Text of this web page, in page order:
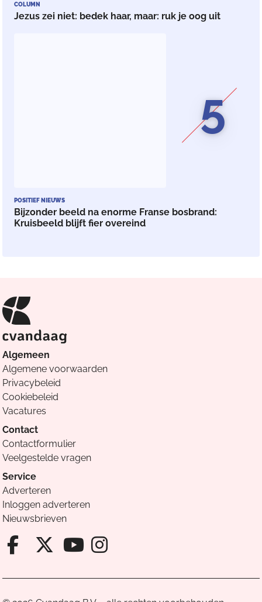
COLUMN
Jezus zei niet: bedek haar, maar: ruk je oog uit
5
POSITIEF NIEUWS
Bijzonder beeld na enorme Franse bosbrand:
Kruisbeeld blijft fier overeind
Algemeen
Algemene voorwaarden
Privacybeleid
Cookiebeleid
Vacatures
Contact
Contactformulier
Veelgestelde vragen
Service
Adverteren
Inloggen adverteren
Nieuwsbrieven
Facebook van Cvandaag
X van Cvandaag
Instagram van